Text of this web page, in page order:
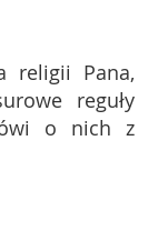
religii Pana,
reguły
o nich z